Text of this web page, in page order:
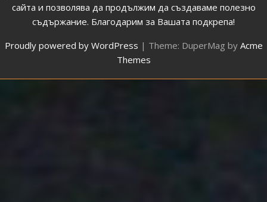
сайта и позволява да продължим да създаваме полезно
съдържание. Благодарим за Вашата подкрепа!
Proudly powered by WordPress | Theme: DuperMag by Acme
Themes